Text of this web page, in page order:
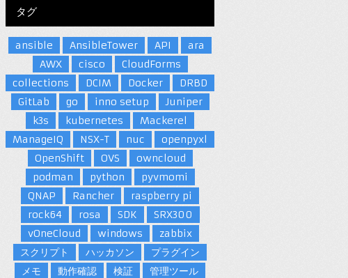
タグ
ansible AnsibleTower API
ara
AWX
cisco
CloudForms
collections
DCIM Docker
DRBD
GitLab
go inno setup
Juniper
k3s
kubernetes
Mackerel
ManageIQ
NSX-T nuc
openpyxl
OpenShift
OVS
owncloud
podman
python
pyvmomi
QNAP
Rancher
raspberry pi
rock64
rosa SDK
SRX300
vOneCloud
windows
zabbix
スクリプト
ハッカソン
プラグイン
メモ
動作確認 検証 管理ツール